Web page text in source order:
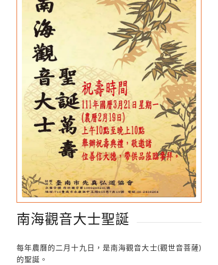
南海觀音大士聖誕
每年農曆的二月十九日，是南海觀音大士(觀世音菩薩)
的聖誕。